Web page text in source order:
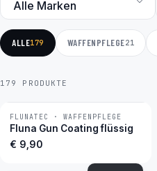
ALLE179 WAFFENPFLEGE21
179 PRODUKTE
BESTSELLER
FLUNATEC · WAFFENPFLEGE
Fluna Gun Coating flüssig
€ 9,90